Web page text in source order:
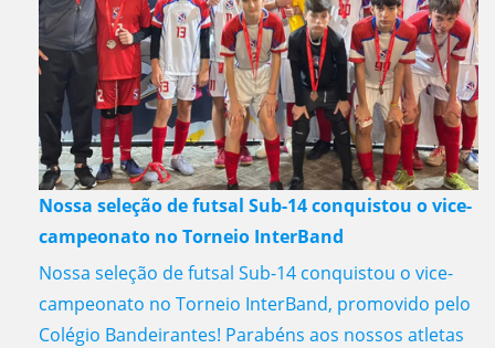
Nossa seleção de futsal Sub-14 conquistou o vice-
campeonato no Torneio InterBand
Nossa seleção de futsal Sub-14 conquistou o vice-
campeonato no Torneio InterBand, promovido pelo
Colégio Bandeirantes! Parabéns aos nossos atletas